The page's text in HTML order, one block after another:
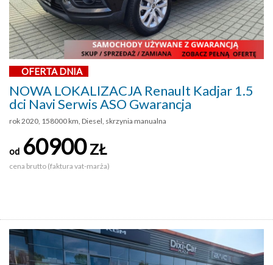
OFERTA DNIA
NOWA LOKALIZACJA Renault Kadjar 1.5
dci Navi Serwis ASO Gwarancja
rok 2020, 158000 km, Diesel, skrzynia manualna
od 60900ZŁ
cena brutto (faktura vat-marża)